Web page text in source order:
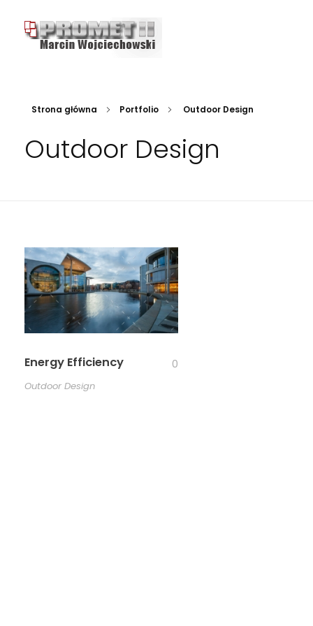
Strona główna Portfolio Outdoor Design
Outdoor Design
Energy Efficiency 0
Outdoor Design